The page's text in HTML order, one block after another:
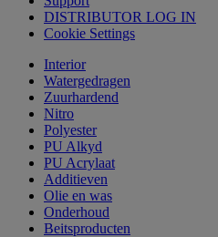
DISTRIBUTOR LOG IN
Cookie Settings
Interior
Watergedragen
Zuurhardend
Nitro
Polyester
PU Alkyd
PU Acrylaat
Additieven
Olie en was
Onderhoud
Beitsproducten